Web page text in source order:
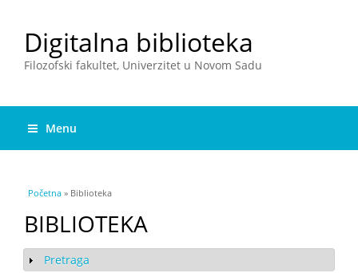
Digitalna biblioteka
Filozofski fakultet, Univerzitet u Novom Sadu
Menu
You are here
Početna » Biblioteka
BIBLIOTEKA
Show
Pretraga